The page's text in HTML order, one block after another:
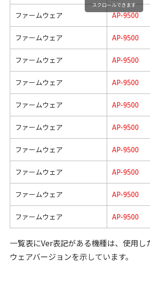
ファームウェア AP-9500
ファームウェア AP-9500
ファームウェア AP-9500
ファームウェア AP-9500
ファームウェア AP-9500
ファームウェア AP-9500
ファームウェア AP-9500
ファームウェア AP-9500
ファームウェア AP-9500
ファームウェア AP-9500
スクロールできます
一覧表にVer表記がある機種は、使用し
ウェアバージョンを示しています。